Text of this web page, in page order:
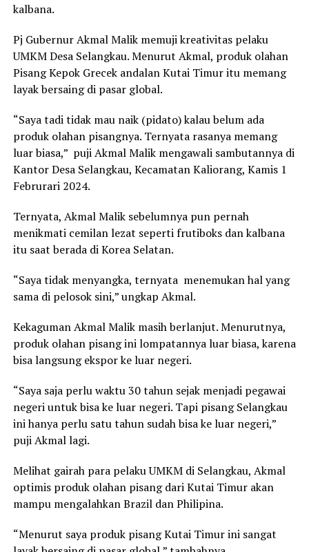
kalbana.
Pj Gubernur Akmal Malik memuji kreativitas pelaku
UMKM Desa Selangkau. Menurut Akmal, produk olahan
Pisang Kepok Grecek andalan Kutai Timur itu memang
layak bersaing di pasar global.
“Saya tadi tidak mau naik (pidato) kalau belum ada
produk olahan pisangnya. Ternyata rasanya memang
luar biasa,” puji Akmal Malik mengawali sambutannya di
Kantor Desa Selangkau, Kecamatan Kaliorang, Kamis 1
Februrari 2024.
Ternyata, Akmal Malik sebelumnya pun pernah
menikmati cemilan lezat seperti frutiboks dan kalbana
itu saat berada di Korea Selatan.
“Saya tidak menyangka, ternyata menemukan hal yang
sama di pelosok sini,” ungkap Akmal.
Kekaguman Akmal Malik masih berlanjut. Menurutnya,
produk olahan pisang ini lompatannya luar biasa, karena
bisa langsung ekspor ke luar negeri.
“Saya saja perlu waktu 30 tahun sejak menjadi pegawai
negeri untuk bisa ke luar negeri. Tapi pisang Selangkau
ini hanya perlu satu tahun sudah bisa ke luar negeri,”
puji Akmal lagi.
Melihat gairah para pelaku UMKM di Selangkau, Akmal
optimis produk olahan pisang dari Kutai Timur akan
mampu mengalahkan Brazil dan Philipina.
“Menurut saya produk pisang Kutai Timur ini sangat